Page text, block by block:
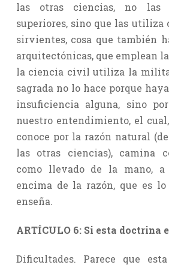
las otras ciencias, no las
superiores, sino que las utiliza
sirvientes, cosa que también
arquitectónicas, que emplean
la ciencia civil utiliza la
sagrada no lo hace porque
insuficiencia alguna, sino
nuestro entendimiento, el
conoce por la razón natural
las otras ciencias), camina
como llevado de la mano,
encima de la razón, que es
enseña.
ARTÍCULO 6: Si esta doctrina
Dificultades. Parece que